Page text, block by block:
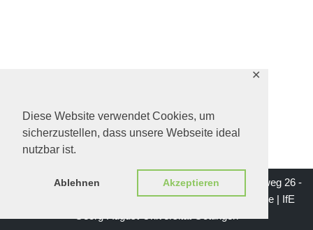
Diese Website verwendet Cookies, um
sicherzustellen, dass unsere Webseite ideal
nutzbar ist.
Ablehnen Akzeptieren
✕
Impressum | Institut für Erziehungswissenschaft - Waldweg 26 -
37073 Göttingen | Mail: institutsgeschichte-ife@gwdg.de | IfE